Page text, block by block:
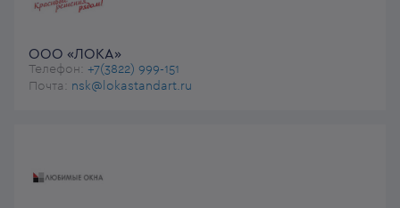
ООО «ЛОКА»
Телефон: +7(3822) 999-151
Почта: nsk@lokastandart.ru